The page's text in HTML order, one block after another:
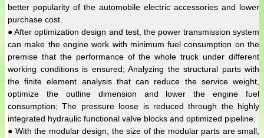
better popularity of the automobile electric accessories and lower
purchase cost.
● After optimization design and test, the power transmission system
can make the engine work with minimum fuel consumption on the
premise that the performance of the whole truck under different
working conditions is ensured; Analyzing the structural parts with
the finite element analysis that can reduce the service weight,
optimize the outline dimension and lower the engine fuel
consumption; The pressure loose is reduced through the highly
integrated hydraulic functional valve blocks and optimized pipeline.
● With the modular design, the size of the modular parts are small,